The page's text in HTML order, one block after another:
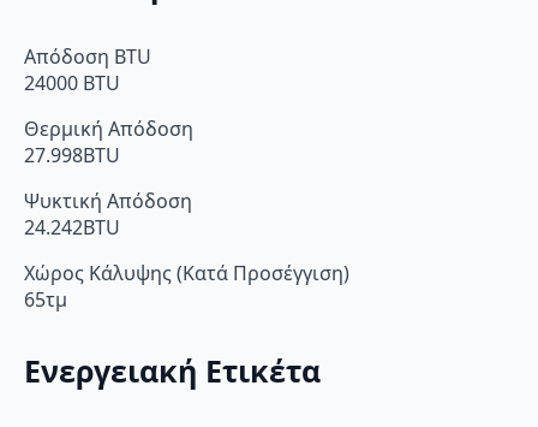
Απόδοση BTU
24000 BTU
Θερμική Απόδοση
27.998BTU
Ψυκτική Απόδοση
24.242BTU
Χώρος Κάλυψης (Κατά Προσέγγιση)
65τμ
Ενεργειακή Ετικέτα